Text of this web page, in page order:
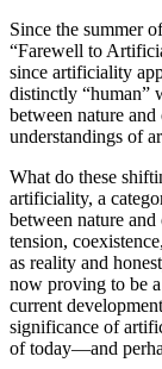
Since the summer
“Farewell to
since artificiality
distinctly “human”
between nature
understandings of
What do these
artificiality, a
between nature
tension,
as reality and
now proving to be
current
significance of
of today—and